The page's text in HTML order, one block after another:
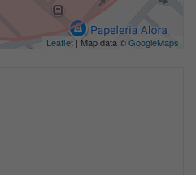
Leaflet | Map data ©GoogleMaps